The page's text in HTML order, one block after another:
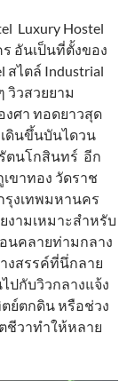
Luxury Hostel
อันเป็นที่ตั้งของ
สไตล์ Industrial
วิวสวยยาม
ศา ทอดยาวสุด
ดินขึ้นบันไดวน
ตนโกสินทร์ อีก
ขาทอง วัดราช
รุงเทพมหานคร
งามเหมาะสำหรับ
นคลายท่ามกลาง
งสรรค์ที่นึ่กลาย
ปกับวิวกลางแจ้ง
ย์ตกดิน หรือช่วง
ชีวาทำให้หลาย